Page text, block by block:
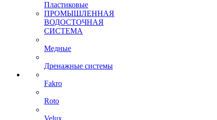
Пластиковые
ПРОМЫШЛЕННАЯ
ВОДОСТОЧНАЯ
СИСТЕМА
Медные
Дренажные системы
Fakro
Roto
Velux